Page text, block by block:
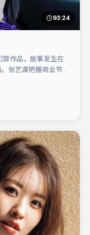
93:24
罪作品，故事发生在
张艺谋把握商业节奏
动机前后呼应，适合
较高，适合周末一口